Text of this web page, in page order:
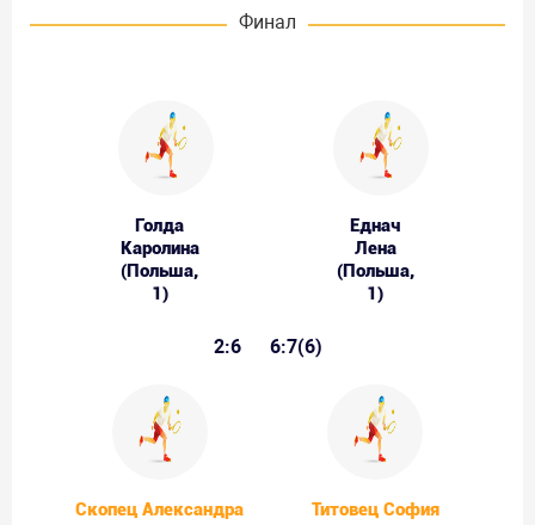
Финал
Голда
Каролина
(Польша,
1)
Еднач
Лена
(Польша,
1)
2:6 6:7(6)
Скопец Александра Титовец София